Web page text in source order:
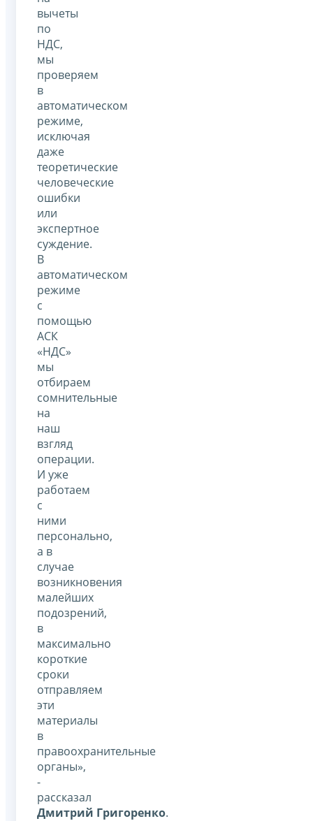
вычеты
по
НДС,
мы
проверяем
в
автоматическом
режиме,
исключая
даже
теоретические
человеческие
ошибки
или
экспертное
суждение.
В
автоматическом
режиме
с
помощью
АСК
«НДС»
мы
отбираем
сомнительные
на
наш
взгляд
операции.
И уже
работаем
с
ними
персонально,
а в
случае
возникновения
малейших
подозрений,
в
максимально
короткие
сроки
отправляем
эти
материалы
в
правоохранительные
органы»,
-
рассказал
Дмитрий Григоренко.